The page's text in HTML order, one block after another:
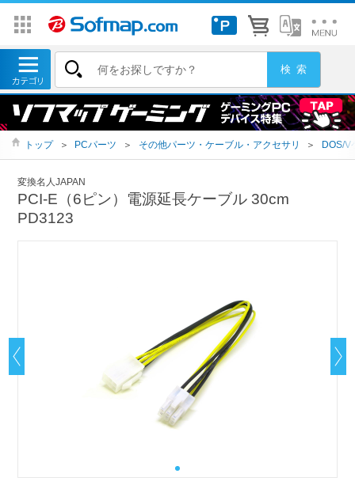
トップ ＞ PCパーツ ＞ その他パーツ・ケーブル・アクセサリ ＞ DOS/V
変換名人JAPAN
PCI-E（6ピン）電源延長ケーブル 30cm
PD3123